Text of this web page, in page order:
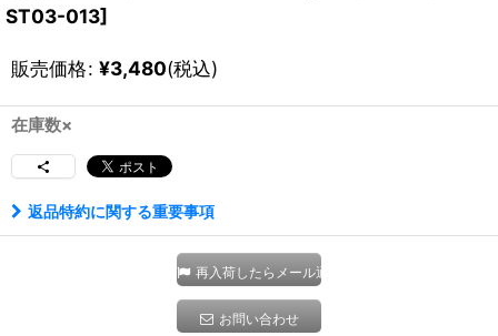
ST03-013]
販売価格: ¥3,480(税込)
在庫数×
返品特約に関する重要事項
再入荷したらメール通知
お問い合わせ